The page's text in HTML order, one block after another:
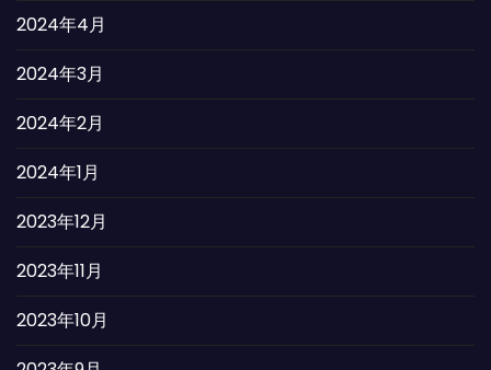
2024年4月
2024年3月
2024年2月
2024年1月
2023年12月
2023年11月
2023年10月